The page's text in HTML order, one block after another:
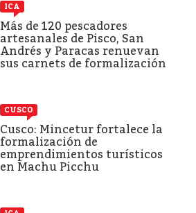
ICA
Más de 120 pescadores
artesanales de Pisco, San
Andrés y Paracas renuevan
sus carnets de formalización
CUSCO
Cusco: Mincetur fortalece la
formalización de
emprendimientos turísticos
en Machu Picchu